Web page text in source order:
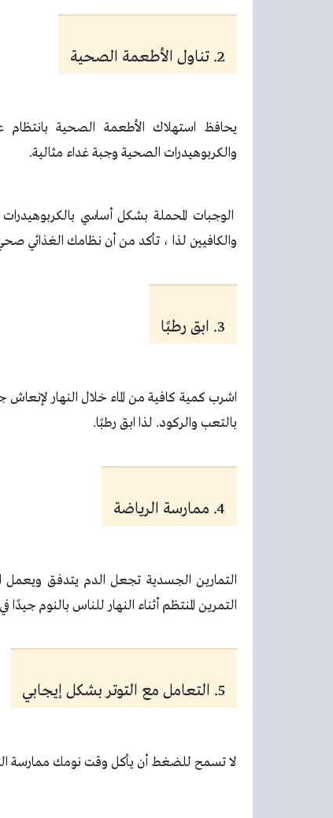
2. تناول الأطعمة الصحية
يحافظ استهلاك الأطعمة الصحية بانتظام
والكربوهيدرات الصحية وجبة غداء مثالية.
الوجبات المحملة بشكل أساسي
والكافيين لذا ، تأكد من أن نظامك الغذائي
3. ابق رطبًا
اشرب كمية كافية من الماء خلال النهار
بالتعب والركود. لذا ابق رطبًا.
4. ممارسة الرياضة
التمارين الجسدية تجعل الدم يتدفق ويعمل
التمرين المنتظم أثناء النهار للناس بالنوم
5. التعامل مع التوتر بشكل إيجابي
لا تسمح للضغط أن يأكل وقت نومك ممارسة